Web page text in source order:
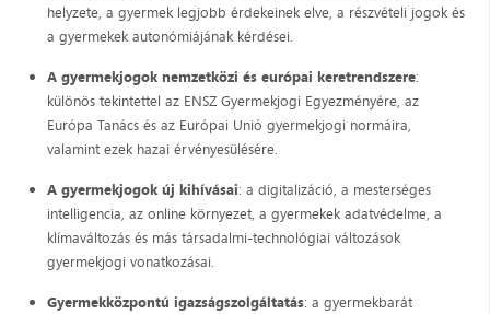
helyzete, a gyermek legjobb érdekeinek elve, a részvételi jogok és
a gyermekek autonómiájának kérdései.
A gyermekjogok nemzetközi és európai keretrendszere:
különös tekintettel az ENSZ Gyermekjogi Egyezményére, az
Európa Tanács és az Európai Unió gyermekjogi normáira,
valamint ezek hazai érvényesülésére.
A gyermekjogok új kihívásai: a digitalizáció, a mesterséges
intelligencia, az online környezet, a gyermekek adatvédelme, a
klímaváltozás és más társadalmi-technológiai változások
gyermekjogi vonatkozásai.
Gyermekközpontú igazságszolgáltatás: a gyermekbarát